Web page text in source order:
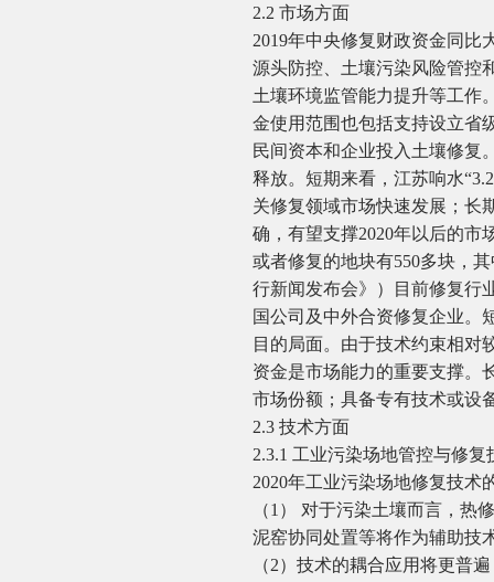
2.2 市场方面
2019年中央修复财政资金同比
源头防控、土壤污染风险管控
土壤环境监管能力提升等工作
金使用范围也包括支持设立省
民间资本和企业投入土壤修复
释放。短期来看，江苏响水
关修复领域市场快速发展；长
确，有望支撑2020年以后的市
或者修复的地块有550多块，
行新闻发布会》）目前修复行
国公司及中外合资修复企业。
目的局面。由于技术约束相对
资金是市场能力的重要支撑。
市场份额；具备专有技术或设
2.3 技术方面
2.3.1 工业污染场地管控与修复
2020年工业污染场地修复技术
（1） 对于污染土壤而言，热
泥窑协同处置等将作为辅助技
（2）技术的耦合应用将更普